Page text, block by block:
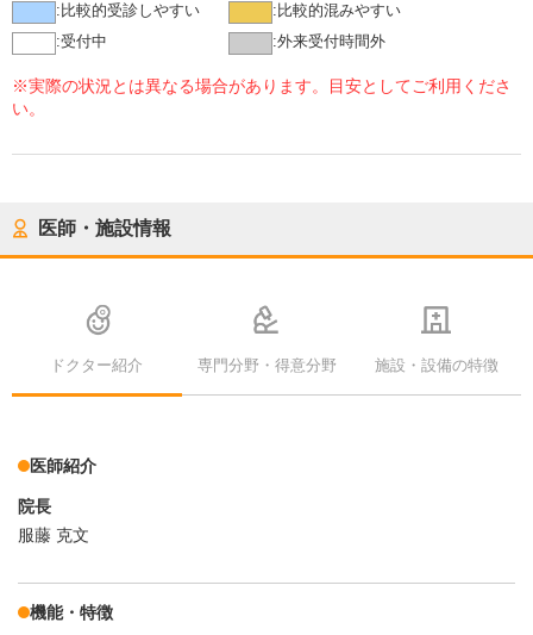
: 比較的受診しやすい : 比較的混みやすい
:受付中 :外来受付時間外
※実際の状況とは異なる場合があります。目安としてご利用くださ
い。
医師・施設情報
ドクター紹介 専門分野・得意分野 施設・設備の特徴
医師紹介
院長
服藤 克文
機能・特徴